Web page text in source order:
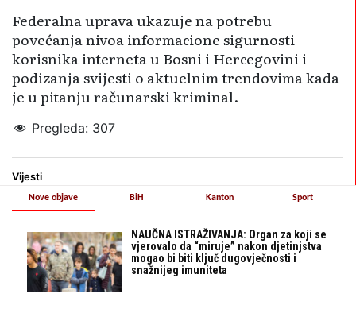
Federalna uprava ukazuje na potrebu
povećanja nivoa informacione sigurnosti
korisnika interneta u Bosni i Hercegovini i
podizanja svijesti o aktuelnim trendovima kada
je u pitanju računarski kriminal.
Pregleda: 307
Vijesti
Nove objave
NAUČNA ISTRAŽIVANJA: Organ za koji se
vjerovalo da “miruje” nakon djetinjstva
mogao bi biti ključ dugovječnosti i
snažnijeg imuniteta
BiH Kanton Sport